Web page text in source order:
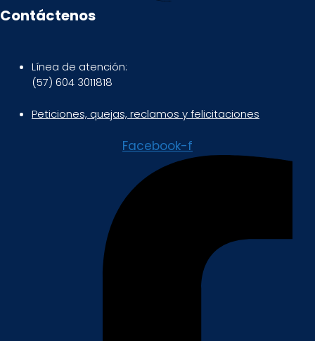
Contáctenos
Línea de atención:
(57) 604 3011818
Peticiones, quejas, reclamos y felicitaciones
Facebook-f